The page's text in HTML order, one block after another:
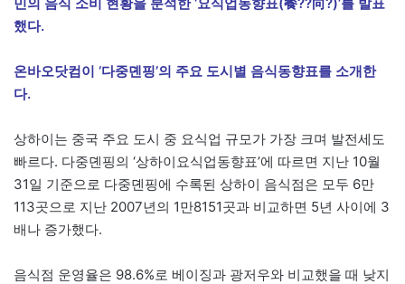
했다.
온바오닷컴이 ‘다중뎬핑’의 주요 도시별 음식동향표를 소개한
다.
상하이는 중국 주요 도시 중 요식업 규모가 가장 크며 발전세도
빠르다. 다중뎬핑의 ‘상하이요식업동향표’에 따르면 지난 10월
31일 기준으로 다중뎬핑에 수록된 상하이 음식점은 모두 6만
113곳으로 지난 2007년의 1만8151곳과 비교하면 5년 사이에 3
배나 증가했다.
음식점 운영율은 98.6%로 베이징과 광저우와 비교했을 때 낮지